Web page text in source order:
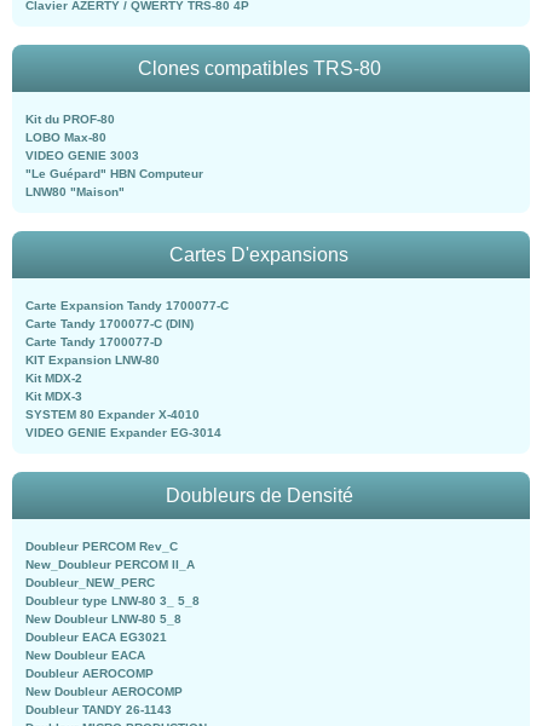
Clavier AZERTY / QWERTY TRS-80 4P
Clones compatibles TRS-80
Kit du PROF-80
LOBO Max-80
VIDEO GENIE 3003
"Le Guépard" HBN Computeur
LNW80 "Maison"
Cartes D'expansions
Carte Expansion Tandy 1700077-C
Carte Tandy 1700077-C (DIN)
Carte Tandy 1700077-D
KIT Expansion LNW-80
Kit MDX-2
Kit MDX-3
SYSTEM 80 Expander X-4010
VIDEO GENIE Expander EG-3014
Doubleurs de Densité
Doubleur PERCOM Rev_C
New_Doubleur PERCOM II_A
Doubleur_NEW_PERC
Doubleur type LNW-80 3_ 5_8
New Doubleur LNW-80 5_8
Doubleur EACA EG3021
New Doubleur EACA
Doubleur AEROCOMP
New Doubleur AEROCOMP
Doubleur TANDY 26-1143